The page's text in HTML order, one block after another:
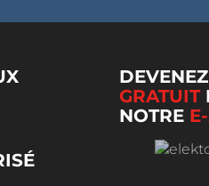
GRATUIT
NOTRE